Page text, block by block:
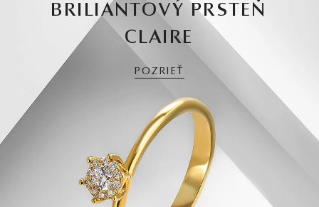
BRILIANTOVÝ PRSTEŇ
CLAIRE
POZRIEŤ